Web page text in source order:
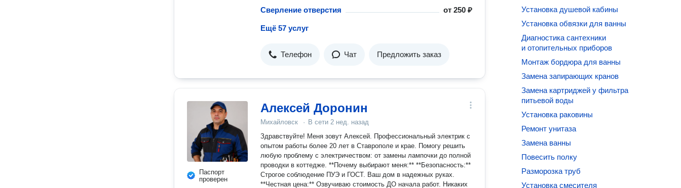
Сверление отверстия от250 ₽
Ещё 57 услуг
Телефон Чат Предложить заказ
Паспорт
проверен
Алексей Доронин
Михайловск · В сети 2 нед. назад
Здравствуйте! Меня зовут Алексей. Профессиональный электрик с
опытом работы более 20 лет в Ставрополе и крае. Помогу решить
любую проблему с электричеством: от замены лампочки до полной
проводки в коттедже. **Почему выбирают меня:** **Безопасность:**
Строгое соблюдение ПУЭ и ГОСТ. Ваш дом в надежных руках.
**Честная цена:** Озвучиваю стоимость ДО начала работ. Никаких
Установка душевой кабины
Установка обвязки для ванны
Диагностика сантехники
и отопительных приборов
Монтаж бордюра для ванны
Замена запирающих кранов
Замена картриджей у фильтра
питьевой воды
Установка раковины
Ремонт унитаза
Замена ванны
Повесить полку
Разморозка труб
Установка смесителя